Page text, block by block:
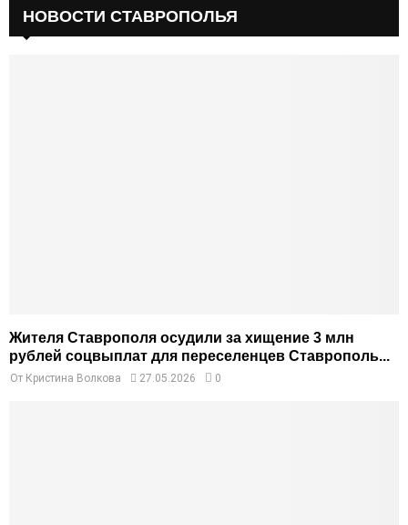
НОВОСТИ СТАВРОПОЛЬЯ
Жителя Ставрополя осудили за хищение 3 млн
рублей соцвыплат для переселенцев Ставрополь...
От Кристина Волкова 27.05.2026 0